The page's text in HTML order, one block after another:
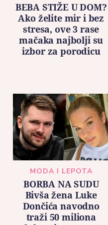
BEBA STIŽE U DOM?
Ako želite mir i bez
stresa, ove 3 rase
mačaka najbolji su
izbor za porodicu
MODA I LEPOTA
BORBA NA SUDU
Bivša žena Luke
Dončića navodno
traži 50 miliona